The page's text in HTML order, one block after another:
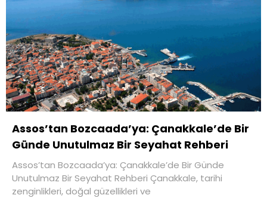
Assos’tan Bozcaada’ya: Çanakkale’de Bir
Günde Unutulmaz Bir Seyahat Rehberi
Assos’tan Bozcaada’ya: Çanakkale’de Bir Günde
Unutulmaz Bir Seyahat Rehberi Çanakkale, tarihi
zenginlikleri, doğal güzellikleri ve